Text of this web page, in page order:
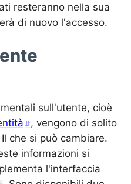
resteranno nella sua
di nuovo l'accesso.
sull'utente, cioè
, vengono di solito
che si può cambiare.
informazioni si
l'interfaccia